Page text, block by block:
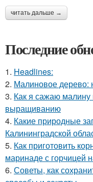
читать дальше →
Последние
1. Headlines:
2. Малиновое дерево:
3. Как я сажаю малину
выращиванию
4. Какие природные
Калининградской
5. Как приготовить
маринаде с горчицей
6. Советы, как